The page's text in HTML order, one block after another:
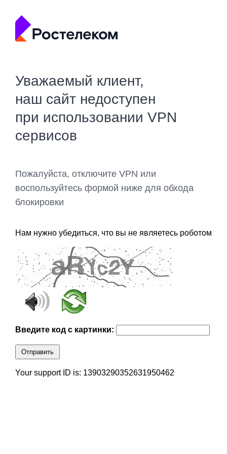
Уважаемый клиент,
наш сайт недоступен
при использовании VPN
сервисов
Пожалуйста, отключите VPN или
воспользуйтесь формой ниже для обхода
блокировки
Нам нужно убедиться, что вы не являетесь роботом
Введите код с картинки:
Отправить
Your support ID is: 13903290352631950462